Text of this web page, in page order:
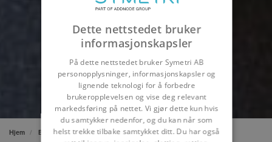
Hjem Bygg & Infrastruktur Konsulenter for bygg & infrastruktur
Dette nettstedet bruker
informasjonskapsler
På dette nettstedet bruker Symetri AB
personopplysninger, informasjonskapsler og
lignende teknologi for å forbedre
brukeropplevelsen og vise deg relevant
markedsføring på nettet. Vi gjør dette kun hvis
du samtykker nedenfor, og du kan når som
helst trekke tilbake samtykket ditt. Du har også